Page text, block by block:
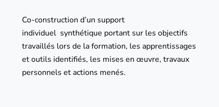
Co-construction d’un support
individuel synthétique portant sur les objectifs
travaillés lors de la formation, les apprentissages
et outils identifiés, les mises en œuvre, travaux
personnels et actions menés.